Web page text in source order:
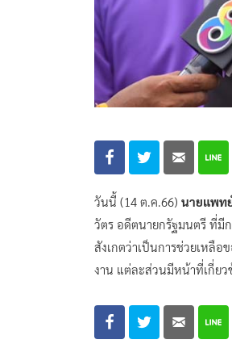
วันนี้ (14 ต.ค.66) นายแพท
วัตร อดีตนายกรัฐมนตรี ที่มี
สังเกตว่าเป็นการช่วยเหลื
งาน แต่ละส่วนมีหน้าที่เกี่ย